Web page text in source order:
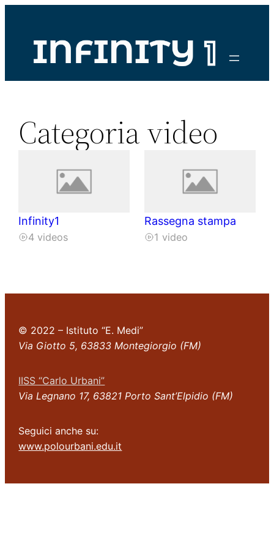
contenuto
Categoria video
Infinity1
4 videos
Rassegna stampa
1 video
© 2022 – Istituto “E. Medi”
Via Giotto 5, 63833 Montegiorgio (FM)
IISS “Carlo Urbani”
Via Legnano 17, 63821 Porto Sant’Elpidio (FM)
Seguici anche su:
www.polourbani.edu.it